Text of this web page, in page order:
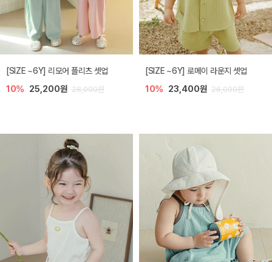
[SIZE ~6Y] 리모어 플리츠 셋업
10% 25,200원 28,000원
[SIZE ~6Y] 로메이 라운지 셋업
10% 23,400원 26,000원